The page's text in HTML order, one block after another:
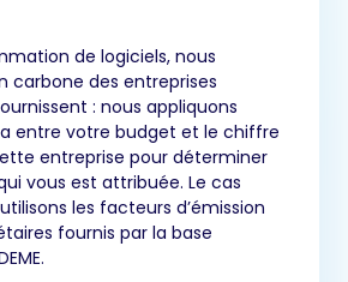
de logiciels, nous
carbone des entreprises
: nous appliquons
entre votre budget et le chiffre
entreprise pour déterminer
vous est attribuée. Le cas
les facteurs d’émission
fournis par la base